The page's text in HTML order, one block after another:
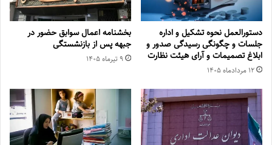
دستورالعمل نحوه تشکیل و اداره
جلسات و چگونگی رسیدگی صدور و
‏ابلاغ تصمیمات و‎ ‎آرای هیئت نظارت
۱۲ مرداد‌ماه ۱۴۰۵
بخشنامه اعمال سوابق حضور در
جبهه پس از بازنشستگی
۹ تیر‌ماه ۱۴۰۵